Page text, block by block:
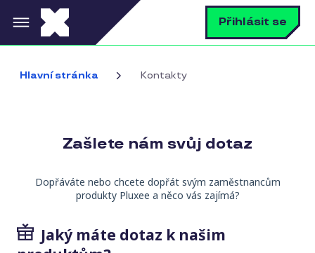
Přejít k hlavnímu obsahu Přihlásit se
Hlavní stránka Kontakty
Zašlete nám svůj dotaz